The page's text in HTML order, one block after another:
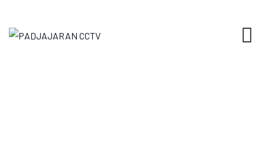
content